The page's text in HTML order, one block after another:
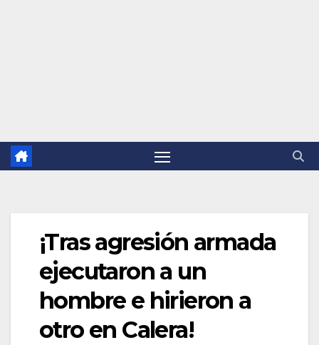
¡Tras agresión armada
ejecutaron a un
hombre e hirieron a
otro en Calera!